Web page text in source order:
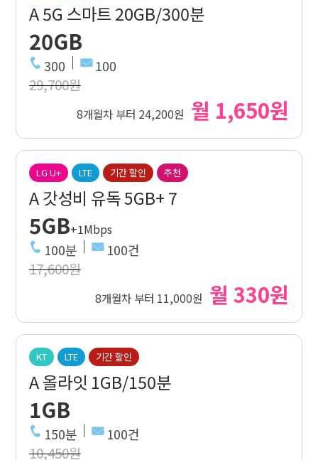
A 5G 스마트 20GB/300분
20GB
300 100
29,700원
8개월차 부터 24,200원 월 1,650원
LG U+ LTE 기간 할인 추천
A 갓성비 유독 5GB+ 7
5GB+1Mbps
100분 100건
17,600원
8개월차 부터 11,000원 월 330원
KT LTE 기간 할인
A 올라잇 1GB/150분
1GB
150분 100건
10,450원